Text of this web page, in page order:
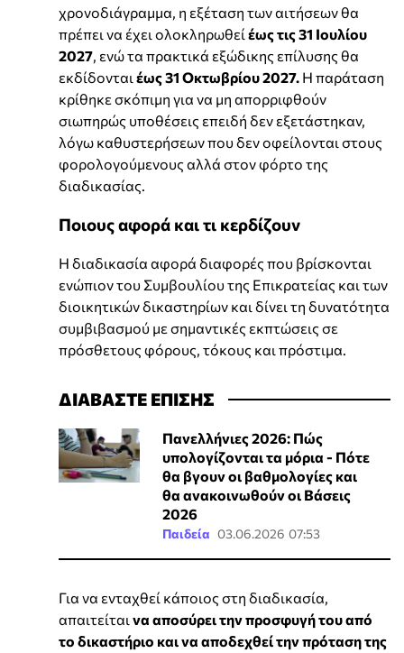
χρονοδιάγραμμα, η εξέταση των αιτήσεων θα
πρέπει να έχει ολοκληρωθεί έως τις 31 Ιουλίου
2027 , ενώ τα πρακτικά εξώδικης επίλυσης θα
εκδίδονται έως 31 Οκτωβρίου 2027. Η παράταση
κρίθηκε σκόπιμη για να μη απορριφθούν
σιωπηρώς υποθέσεις επειδή δεν εξετάστηκαν,
λόγω καθυστερήσεων που δεν οφείλονται στους
φορολογούμενους αλλά στον φόρτο της
διαδικασίας.
Ποιους αφορά και τι κερδίζουν
Η διαδικασία αφορά διαφορές που βρίσκονται
ενώπιον του Συμβουλίου της Επικρατείας και των
διοικητικών δικαστηρίων και δίνει τη δυνατότητα
συμβιβασμού με σημαντικές εκπτώσεις σε
πρόσθετους φόρους, τόκους και πρόστιμα.
ΔΙΑΒΑΣΤΕ ΕΠΙΣΗΣ
Πανελλήνιες 2026: Πώς
υπολογίζονται τα μόρια - Πότε
θα βγουν οι βαθμολογίες και
θα ανακοινωθούν οι Βάσεις
2026
Παιδεία 03.06.2026 07:53
Για να ενταχθεί κάποιος στη διαδικασία,
απαιτείται να αποσύρει την προσφυγή του από
το δικαστήριο και να αποδεχθεί την πρόταση της